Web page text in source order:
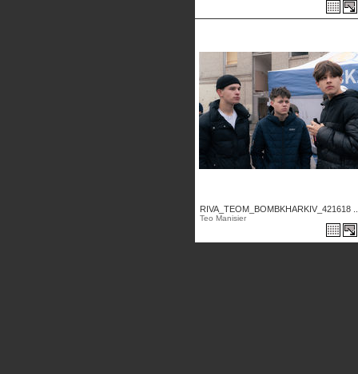
RIVA_TEOM_BOMBKHARKIV_421618
Teo Manisier